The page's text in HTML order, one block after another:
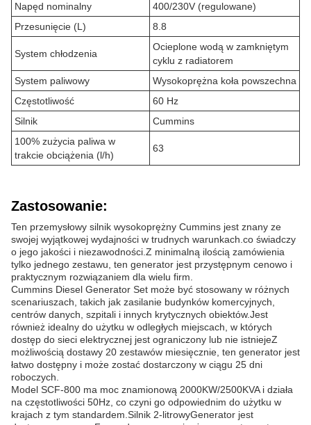
Napęd nominalny
400/230V (regulowane)
Przesunięcie (L)
8.8
System chłodzenia
Ocieplone wodą w zamkniętym
cyklu z radiatorem
System paliwowy
Wysokoprężna koła powszechna
Częstotliwość
60 Hz
Silnik
Cummins
100% zużycia paliwa w
trakcie obciążenia (l/h)
63
Zastosowanie:
Ten przemysłowy silnik wysokoprężny Cummins jest znany ze
swojej wyjątkowej wydajności w trudnych warunkach.co świadczy
o jego jakości i niezawodności.Z minimalną ilością zamówienia
tylko jednego zestawu, ten generator jest przystępnym cenowo i
praktycznym rozwiązaniem dla wielu firm.
Cummins Diesel Generator Set może być stosowany w różnych
scenariuszach, takich jak zasilanie budynków komercyjnych,
centrów danych, szpitali i innych krytycznych obiektów.Jest
również idealny do użytku w odległych miejscach, w których
dostęp do sieci elektrycznej jest ograniczony lub nie istniejeZ
możliwością dostawy 20 zestawów miesięcznie, ten generator jest
łatwo dostępny i może zostać dostarczony w ciągu 25 dni
roboczych.
Model SCF-800 ma moc znamionową 2000KW/2500KVA i działa
na częstotliwości 50Hz, co czyni go odpowiednim do użytku w
krajach z tym standardem.Silnik 2-litrowyGenerator jest